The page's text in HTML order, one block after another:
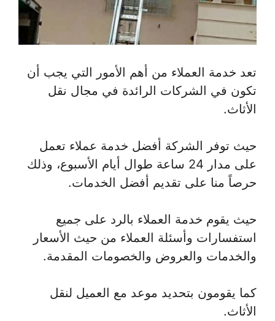
تعد خدمة العملاء من أهم الأمور التي يجب أن
تكون في الشركات الرائدة في مجال نقل
الأثاث.
حيث توفر الشركة أفضل خدمة عملاء تعمل
على مدار 24 ساعة طوال أيام الأسبوع، وذلك
حرصاً منا على تقديم أفضل الخدمات.
حيث يقوم خدمة العملاء بالرد على جميع
استفسارات وأسئلة العملاء من حيث الأسعار
والخدمات والعروض والخصومات المقدمة.
كما يقومون بتحديد موعد مع العميل لنقل
الأثاث.